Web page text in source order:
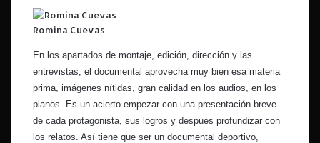
Romina Cuevas
En los apartados de montaje, edición, dirección y las
entrevistas, el documental aprovecha muy bien esa materia
prima, imágenes nítidas, gran calidad en los audios, en los
planos. Es un acierto empezar con una presentación breve
de cada protagonista, sus logros y después profundizar con
los relatos. Así tiene que ser un documental deportivo,